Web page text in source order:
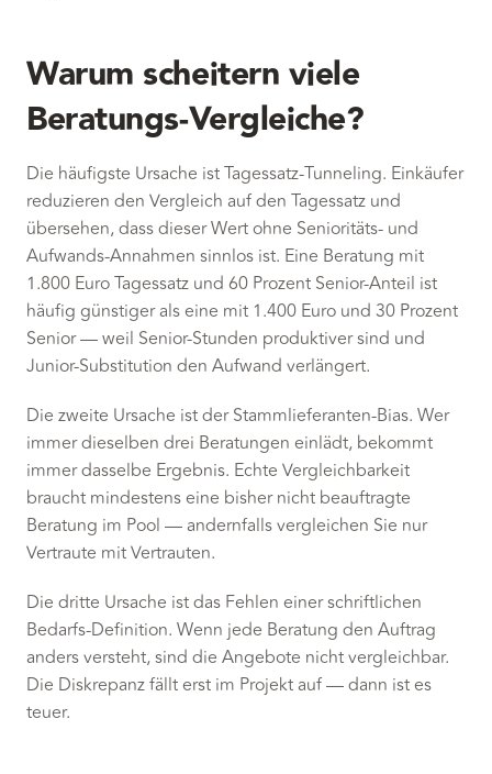
Warum scheitern viele
Beratungs-Vergleiche?
Die häufigste Ursache ist Tagessatz-Tunneling. Einkäufer
reduzieren den Vergleich auf den Tagessatz und
übersehen, dass dieser Wert ohne Senioritäts- und
Aufwands-Annahmen sinnlos ist. Eine Beratung mit
1.800 Euro Tagessatz und 60 Prozent Senior-Anteil ist
häufig günstiger als eine mit 1.400 Euro und 30 Prozent
Senior — weil Senior-Stunden produktiver sind und
Junior-Substitution den Aufwand verlängert.
Die zweite Ursache ist der Stammlieferanten-Bias. Wer
immer dieselben drei Beratungen einlädt, bekommt
immer dasselbe Ergebnis. Echte Vergleichbarkeit
braucht mindestens eine bisher nicht beauftragte
Beratung im Pool — andernfalls vergleichen Sie nur
Vertraute mit Vertrauten.
Die dritte Ursache ist das Fehlen einer schriftlichen
Bedarfs-Definition. Wenn jede Beratung den Auftrag
anders versteht, sind die Angebote nicht vergleichbar.
Die Diskrepanz fällt erst im Projekt auf — dann ist es
teuer.